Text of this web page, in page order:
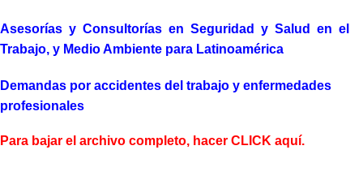
Asesorías y Consultorías en Seguridad y Salud en el
Trabajo, y Medio Ambiente para Latinoamérica
Demandas por accidentes del trabajo y enfermedades
profesionales
Para bajar el archivo completo, hacer CLICK aquí.